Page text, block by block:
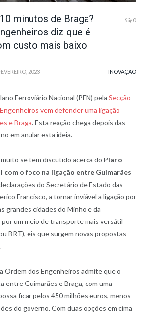
minutos de Braga?
diz que é
custo mais baixo
0
2023 INOVAÇÃO
Ferroviário Nacional (PFN) pela Secção
vem defender uma ligação
e Braga. Esta reação chega depois das
em anular esta ideia.
se tem discutido acerca do Plano
com o foco na ligação entre Guimarães
do Secretário de Estado das
Francisco, a tornar inviável a ligação por
grandes cidades do Minho e da
um meio de transporte mais versátil
BRT), eis que surgem novas propostas
Ordem dos Engenheiros admite que o
entre Guimarães e Braga, com uma
ficar pelos 450 milhões euros, menos
do governo. Com duas opções em cima